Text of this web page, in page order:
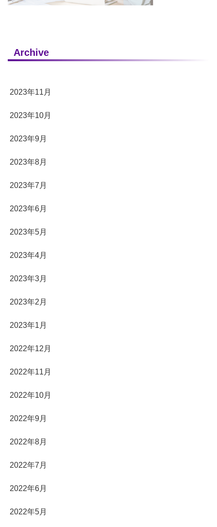
Archive
2023年11月
2023年10月
2023年9月
2023年8月
2023年7月
2023年6月
2023年5月
2023年4月
2023年3月
2023年2月
2023年1月
2022年12月
2022年11月
2022年10月
2022年9月
2022年8月
2022年7月
2022年6月
2022年5月